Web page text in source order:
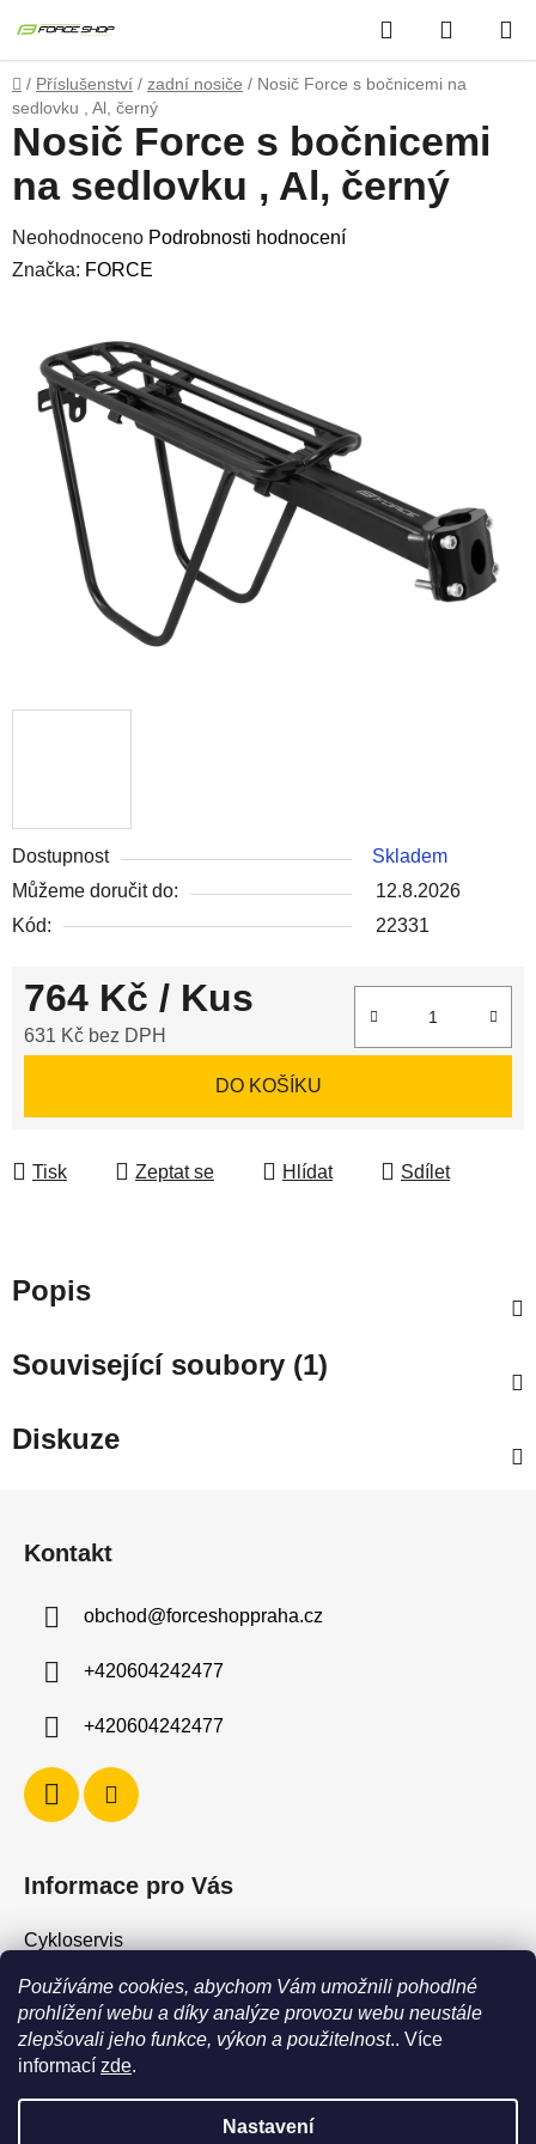
Používáme cookies, abychom Vám umožnili pohodlné
prohlížení webu a díky analýze provozu webu neustále
zlepšovali jeho funkce, výkon a použitelnost.. Více
informací zde.
Nastavení
na
obsah
Hledat
KOŠÍK
Domů
/ Příslušenství / zadní nosiče / Nosič Force s bočnicemi na
sedlovku , Al, černý
Dostupnost
Skladem
Můžeme doručit do:
12.8.2026
Kód:
22331
764 Kč / Kus
631 Kč bez DPH
DO KOŠÍKU
Tisk Zeptat se Hlídat Sdílet
Nosič Force s bočnicemi
na sedlovku , Al, černý
Průměrné
hodnocení
hvězdiček.
Neohodnoceno Podrobnosti hodnocení
Značka: FORCE
Popis
Související soubory (1)
Diskuze
Kontakt
obchod@forceshoppraha.cz
+420604242477
+420604242477
Informace pro Vás
Cykloservis
Skiservis
Obchodní podmínky
Podmínky ochrany osobních údajů